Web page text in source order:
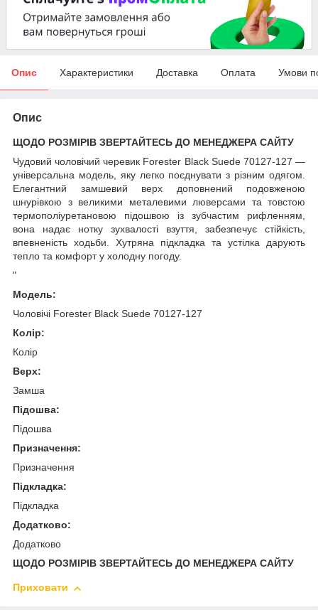
Опис Характеристики Доставка Оплата Умови
Опис
ЩОДО РОЗМІРІВ ЗВЕРТАЙТЕСЬ ДО МЕНЕДЖЕРА САЙТУ
Чудовий чоловічий черевик Forester Black Suede 70127-127 —
універсальна модель, яку легко поєднувати з різним одягом.
Елегантний замшевий верх доповнений подовженою
шнурівкою з великими металевими люверсами та товстою
термополіуретановою підошвою із зубчастим рифленням,
вона надає нотку зухвалості взуття, забезпечує стійкість,
впевненість ходьби. Хутряна підкладка та устілка дарують
тепло та комфорт у холодну погоду.
"
Модель:
Чоловічі Forester Black Suede 70127-127
Колір:
Колір
Верх:
Замша
Підошва:
Підошва
Призначення:
Призначення
Підкладка:
Підкладка
Додатково:
Додатково
ЩОДО РОЗМІРІВ ЗВЕРТАЙТЕСЬ ДО МЕНЕДЖЕРА САЙТУ
Приховати